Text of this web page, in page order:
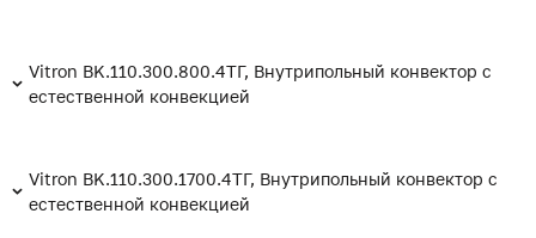
Vitron BK.110.300.800.4ТГ, Внутрипольный конвектор с
естественной конвекцией
Vitron BK.110.300.1700.4ТГ, Внутрипольный конвектор с
естественной конвекцией